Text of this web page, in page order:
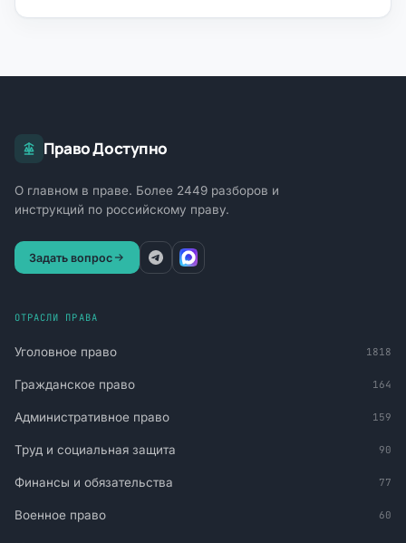
Право Доступно
О главном в праве. Более 2449 разборов и
инструкций по российскому праву.
Задать вопрос
ОТРАСЛИ ПРАВА
Уголовное право 1818
Гражданское право 164
Административное право 159
Труд и социальная защита 90
Финансы и обязательства 77
Военное право 60